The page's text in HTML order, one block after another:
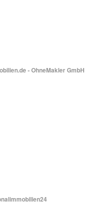
- OhneMakler GmbH